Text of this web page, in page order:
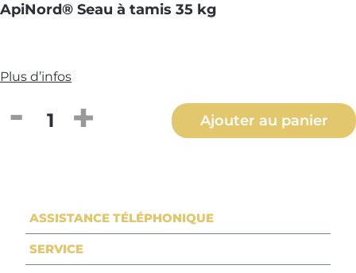
ApiNord® Seau à tamis 35 kg
Plus d’infos
Quantité de produit : Entrez la
Ajouter au panier
ASSISTANCE TÉLÉPHONIQUE
SERVICE